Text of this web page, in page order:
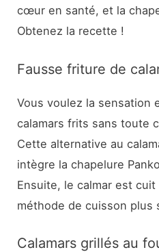
cœur en santé, et la
Obtenez la recette !
Fausse friture de
Vous voulez la sensation
calamars frits sans toute
Cette alternative au
intègre la chapelure
Ensuite, le calmar est
méthode de cuisson plus
Calamars grillés au